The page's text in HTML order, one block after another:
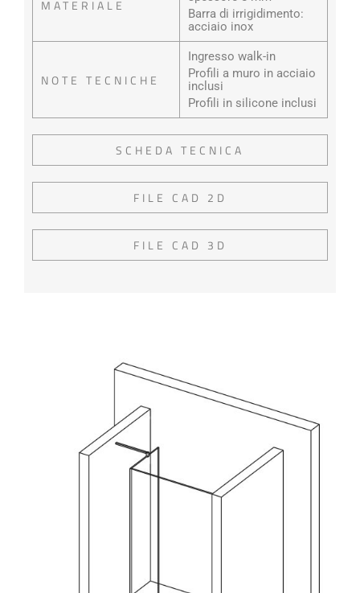
MATERIALE
Barra di irrigidimento:
acciaio inox
NOTE TECNICHE
Ingresso walk-in
Profili a muro in acciaio
inclusi
Profili in silicone inclusi
SCHEDA TECNICA
FILE CAD 2D
FILE CAD 3D